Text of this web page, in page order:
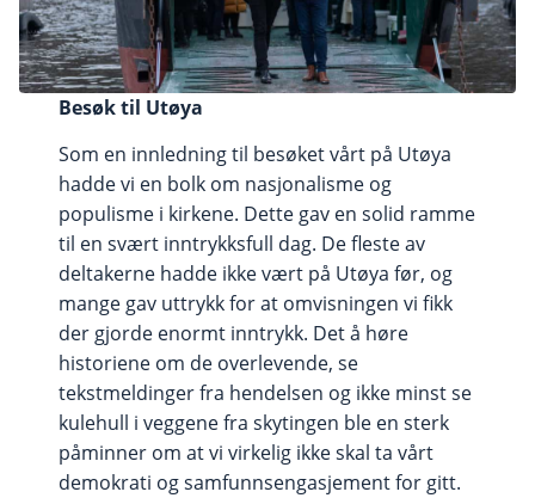
Besøk til Utøya
Som en innledning til besøket vårt på Utøya
hadde vi en bolk om nasjonalisme og
populisme i kirkene. Dette gav en solid ramme
til en svært inntrykksfull dag. De fleste av
deltakerne hadde ikke vært på Utøya før, og
mange gav uttrykk for at omvisningen vi fikk
der gjorde enormt inntrykk. Det å høre
historiene om de overlevende, se
tekstmeldinger fra hendelsen og ikke minst se
kulehull i veggene fra skytingen ble en sterk
påminner om at vi virkelig ikke skal ta vårt
demokrati og samfunnsengasjement for gitt.